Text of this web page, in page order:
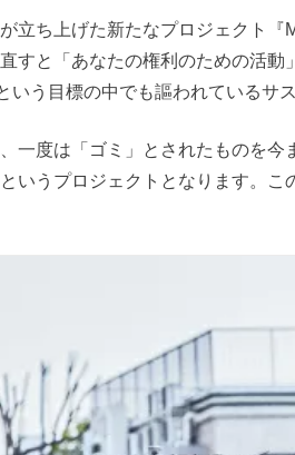
立ち上げた新たなプロジェクト
すと「あなたの権利のための活
いう目標の中でも謳われているサ
一度は「ゴミ」とされたものを
いうプロジェクトとなります。こ